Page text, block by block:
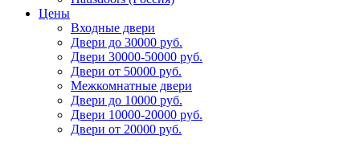
Цены
Входные двери
Двери до 30000 руб.
Двери 30000-50000 руб.
Двери от 50000 руб.
Межкомнатные двери
Двери до 10000 руб.
Двери 10000-20000 руб.
Двери от 20000 руб.